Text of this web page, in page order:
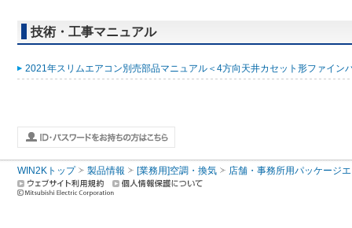
技術・工事マニュアル
2021年スリムエアコン別売部品マニュアル＜4方向天井カセット形ファイン
WIN2Kトップ 製品情報 [業務用]空調・換気 店舗・事務所用パッケージ